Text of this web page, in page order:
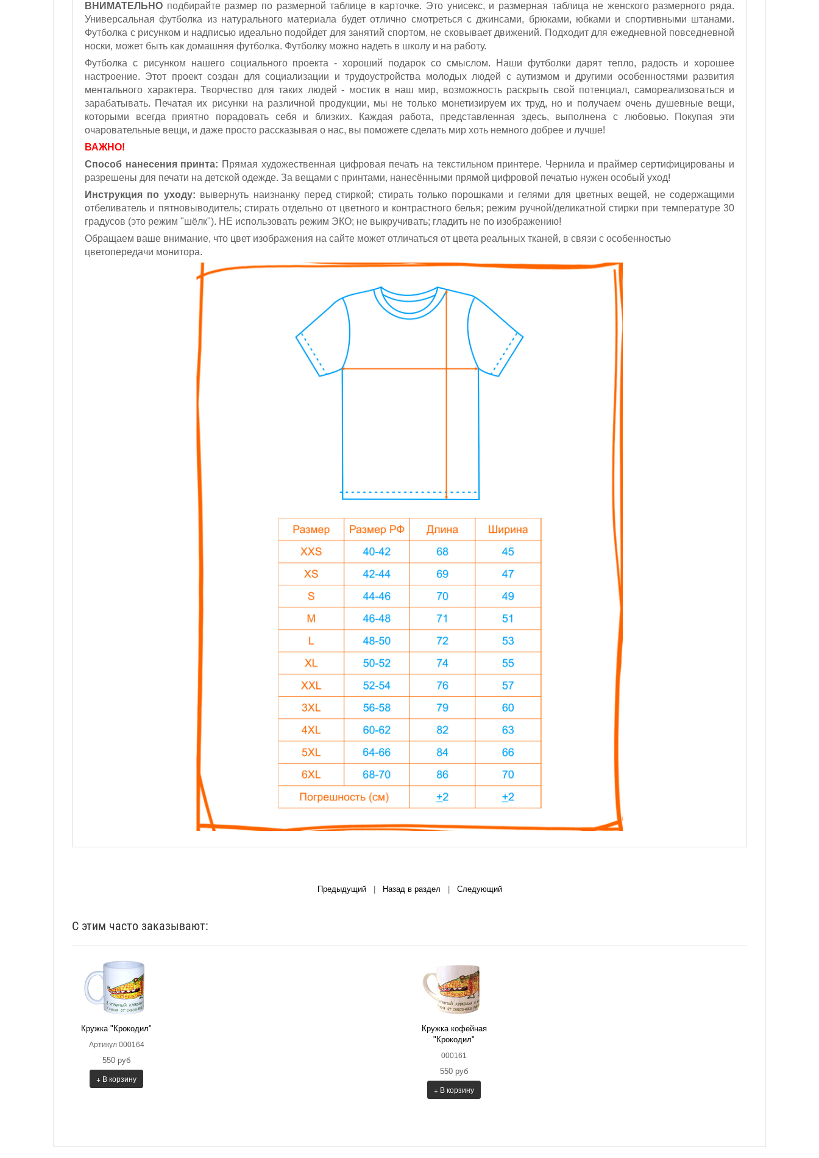
ВНИМАТЕЛЬНО подбирайте размер по размерной таблице в карточке. Это унисекс, и размерная таблица не женского размерного ряда.
Универсальная футболка из натурального материала будет отлично смотреться с джинсами, брюками, юбками и спортивными штанами.
Футболка с рисунком и надписью идеально подойдет для занятий спортом, не сковывает движений. Подходит для ежедневной повседневной
носки, может быть как домашняя футболка. Футболку можно надеть в школу и на работу.
Футболка с рисунком нашего социального проекта - хороший подарок со смыслом. Наши футболки дарят тепло, радость и хорошее
настроение. Этот проект создан для социализации и трудоустройства молодых людей с аутизмом и другими особенностями развития
ментального характера. Творчество для таких людей - мостик в наш мир, возможность раскрыть свой потенциал, самореализоваться и
зарабатывать. Печатая их рисунки на различной продукции, мы не только монетизируем их труд, но и получаем очень душевные вещи,
которыми всегда приятно порадовать себя и близких. Каждая работа, представленная здесь, выполнена с любовью. Покупая эти
очаровательные вещи, и даже просто рассказывая о нас, вы поможете сделать мир хоть немного добрее и лучше!
ВАЖНО!
Способ нанесения принта: Прямая художественная цифровая печать на текстильном принтере. Чернила и праймер сертифицированы и
разрешены для печати на детской одежде. За вещами с принтами, нанесёнными прямой цифровой печатью нужен особый уход!
Инструкция по уходу: вывернуть наизнанку перед стиркой; стирать только порошками и гелями для цветных вещей, не содержащими
отбеливатель и пятновыводитель; стирать отдельно от цветного и контрастного белья; режим ручной/деликатной стирки при температуре 30
градусов (это режим "шёлк"). НЕ использовать режим ЭКО; не выкручивать; гладить не по изображению!
Обращаем ваше внимание, что цвет изображения на сайте может отличаться от цвета реальных тканей, в связи с особенностью
цветопередачи монитора.
Предыдущий| Назад в раздел Следующий
С этим часто заказывают:
Кружка "Крокодил"
Артикул 000164
550 руб
+ В корзину
Кружка кофейная
"Крокодил"
000161
550 руб
+ В корзину